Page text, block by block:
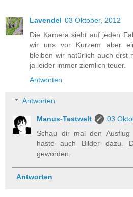
Lavendel 03 Oktober, 2012
Die Kamera sieht auf jeden
wir uns vor Kurzem aber
bleiben wir natürlich auch erst
ja leider immer ziemlich teuer.
Antworten
Antworten
Manus-Testwelt
03
Schau dir mal den
haste auch Bilder dazu.
geworden.
Antworten